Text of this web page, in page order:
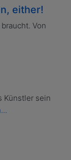
either!
Von
Künstler sein